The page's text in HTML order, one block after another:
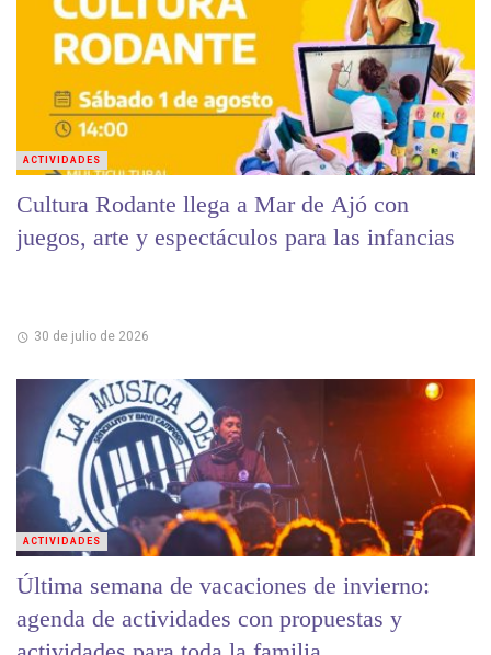
Cultura Rodante llega a Mar de Ajó con
juegos, arte y espectáculos para las infancias
30 de julio de 2026
ACTIVIDADES
Última semana de vacaciones de invierno:
agenda de actividades con propuestas y
ACTIVIDADES